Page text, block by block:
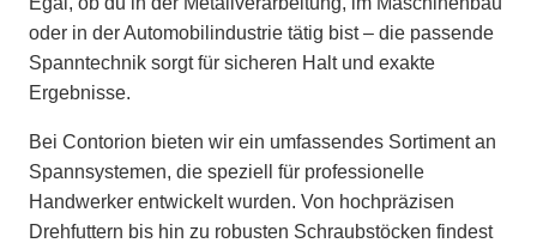
oder in der Automobilindustrie tätig bist – die passende
Spanntechnik sorgt für sicheren Halt und exakte
Ergebnisse.
Bei Contorion bieten wir ein umfassendes Sortiment an
Spannsystemen, die speziell für professionelle
Handwerker entwickelt wurden. Von hochpräzisen
Drehfuttern bis hin zu robusten Schraubstöcken findest